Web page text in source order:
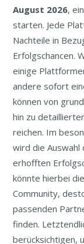
August 2026,
starten. Jede
Nachteile in
Erfolgschancen.
einige
andere sofort
können von
hin zu
reichen. Im
wird die
erhofften
könnte hierbei
Community,
passenden
finden.
berücksichtigen,